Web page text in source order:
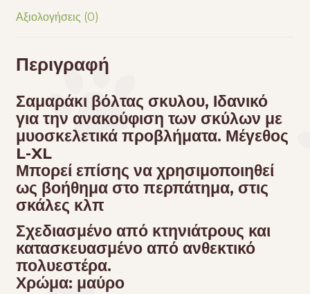
Αξιολογήσεις (0)
Περιγραφή
Σαμαράκι βόλτας σκυλου, Ιδανικό
για την ανακούφιση των σκύλων με
μυοσκελετικά προβλήματα. Μέγεθος
L-XL
Μπορεί επίσης να χρησιμοποιηθεί
ως βοήθημα στο περπάτημα, στις
σκάλες κλπ
Σχεδιασμένο από κτηνιάτρους και
κατασκευασμένο από ανθεκτικό
πολυεστέρα.
Χρώμα: μαύρο